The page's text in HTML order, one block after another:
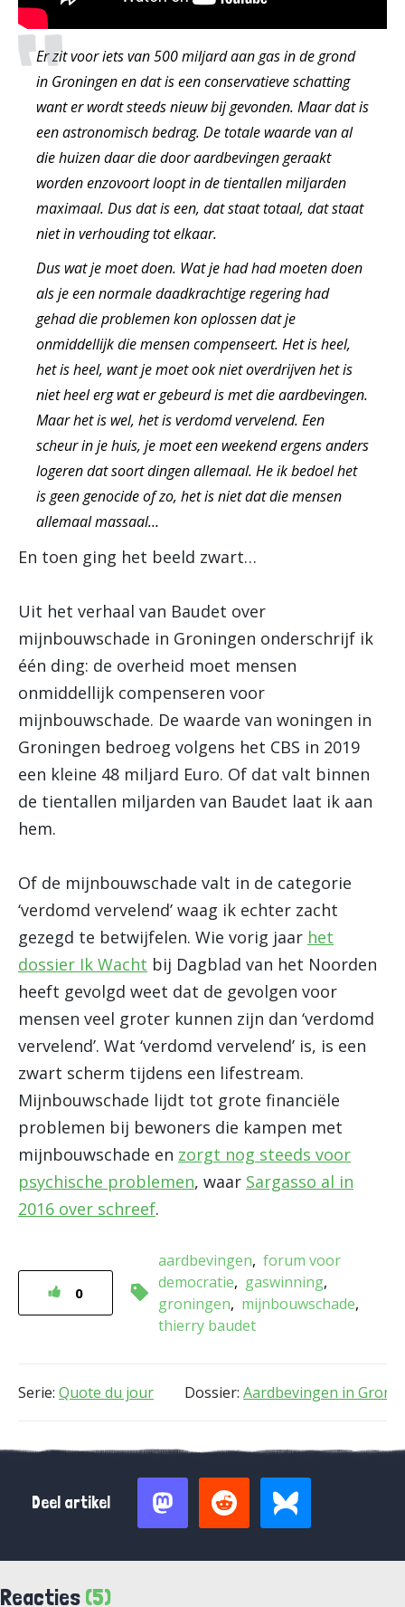
Er zit voor iets van 500 miljard aan gas in de grond
in Groningen en dat is een conservatieve schatting
want er wordt steeds nieuw bij gevonden. Maar dat is
een astronomisch bedrag. De totale waarde van al
die huizen daar die door aardbevingen geraakt
worden enzovoort loopt in de tientallen miljarden
maximaal. Dus dat is een, dat staat totaal, dat staat
niet in verhouding tot elkaar.
Dus wat je moet doen. Wat je had had moeten doen
als je een normale daadkrachtige regering had
gehad die problemen kon oplossen dat je
onmiddellijk die mensen compenseert. Het is heel,
het is heel, want je moet ook niet overdrijven het is
niet heel erg wat er gebeurd is met die aardbevingen.
Maar het is wel, het is verdomd vervelend. Een
scheur in je huis, je moet een weekend ergens anders
logeren dat soort dingen allemaal. He ik bedoel het
is geen genocide of zo, het is niet dat die mensen
allemaal massaal…
En toen ging het beeld zwart…
Uit het verhaal van Baudet over
mijnbouwschade in Groningen onderschrijf ik
één ding: de overheid moet mensen
onmiddellijk compenseren voor
mijnbouwschade. De waarde van woningen in
Groningen bedroeg volgens het CBS in 2019
een kleine 48 miljard Euro. Of dat valt binnen
de tientallen miljarden van Baudet laat ik aan
hem.
Of de mijnbouwschade valt in de categorie
‘verdomd vervelend’ waag ik echter zacht
gezegd te betwijfelen. Wie vorig jaar het
dossier Ik Wacht bij Dagblad van het Noorden
heeft gevolgd weet dat de gevolgen voor
mensen veel groter kunnen zijn dan ‘verdomd
vervelend’. Wat ‘verdomd vervelend’ is, is een
zwart scherm tijdens een lifestream.
Mijnbouwschade lijdt tot grote financiële
problemen bij bewoners die kampen met
mijnbouwschade en zorgt nog steeds voor
psychische problemen, waar Sargasso al in
2016 over schreef.
0
aardbevingen forum voor
democratie
gaswinning
groningen
mijnbouwschade
thierry baudet
Serie: Quote du jour Dossier: Aardbevingen in
Deel artikel
Reacties (5)